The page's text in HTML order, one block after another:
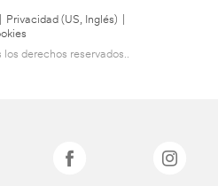
Privacidad (US, Inglés)
derechos reservados..